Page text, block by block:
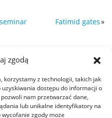
zgodą
korzystamy z technologii, takich jak
dostępu do informacji o
nam przetwarzać dane,
lub unikalne identyfikatory na
zgody może
Fatimid gates»